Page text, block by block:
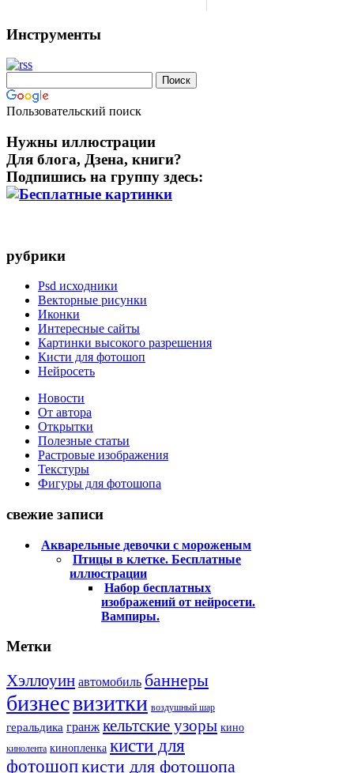
Инструменты
Пользовательский поиск
Нужны иллюстрации
Для блога, Дзена, книги?
Подпишись на группу здесь:
рубрики
Psd исходники
Векторные рисунки
Иконки
Интересные сайты
Картинки высокого разрешения
Кисти для фотошоп
Нейросеть
Новости
От автора
Открытки
Полезные статьи
Растровые изображения
Текстуры
Фигуры для фотошопа
свежие записи
Акварельные девочки с мороженым
Птицы в клетке. Бесплатные
иллюстрации
Набор бесплатных
изображений от нейросети.
Вампиры.
Метки
Хэллоуин автомобиль баннеры
бизнесвизитки воздушный шар
геральдика гранж кельтские узоры кино
кинолента кинопленка кисти для
фотошопкисти для фотошопа